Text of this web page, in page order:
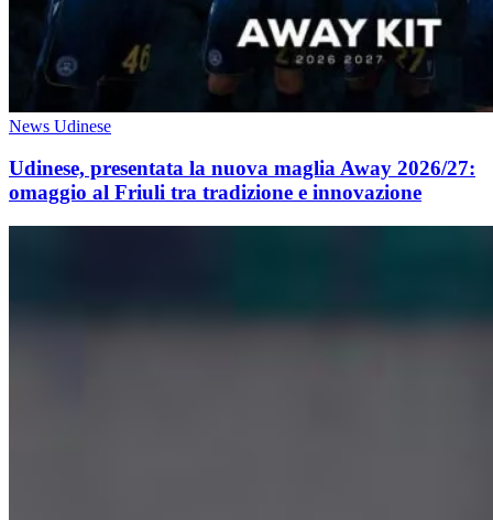
News Udinese
Udinese, presentata la nuova maglia Away 2026/27:
omaggio al Friuli tra tradizione e innovazione